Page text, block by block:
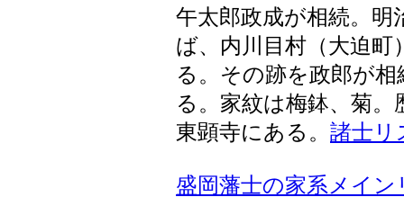
午太郎政成が相続。明
ば、内川目村（大迫町
る。その跡を政郎が
る。家紋は梅鉢、菊
東顕寺にある。 諸士
盛岡藩士の家系メイン